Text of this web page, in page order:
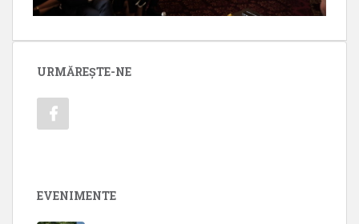
URMĂREȘTE-NE
EVENIMENTE